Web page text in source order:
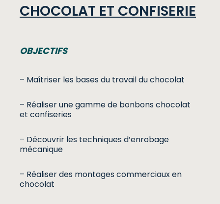
CHOCOLAT ET CONFISERIE
OBJECTIFS
– Maîtriser les bases du travail du chocolat
– Réaliser une gamme de bonbons chocolat
et confiseries
– Découvrir les techniques d’enrobage
mécanique
– Réaliser des montages commerciaux en
chocolat